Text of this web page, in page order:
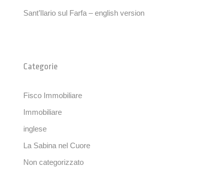
Sant’Ilario sul Farfa – english version
Categorie
Fisco Immobiliare
Immobiliare
inglese
La Sabina nel Cuore
Non categorizzato